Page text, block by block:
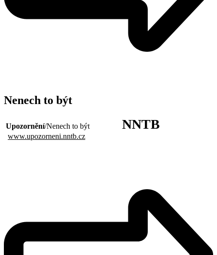
Nenech to být
Upozornění/Nenech to být NNTB
www.upozorneni.nntb.cz